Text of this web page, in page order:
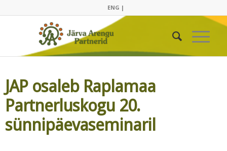
ENG |
JAP osaleb Raplamaa
Partnerluskogu 20.
sünnipäevaseminaril